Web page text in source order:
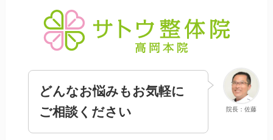
院長：佐藤
どんなお悩みもお気軽に
ご相談ください